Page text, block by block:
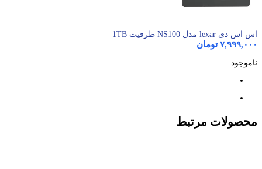
اس اس دی lexar مدل NS100 ظرفیت 1TB
۷,۹۹۹,۰۰۰ تومان
ناموجود
محصولات مرتبط